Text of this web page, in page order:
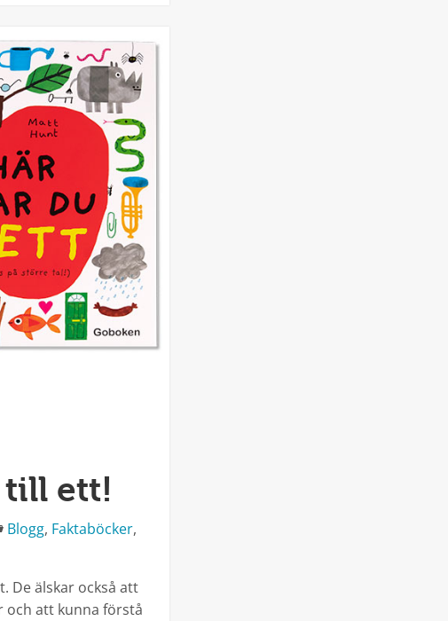
till ett!
Kategorier
Blogg, Faktaböcker,
De älskar också att
och att kunna förstå